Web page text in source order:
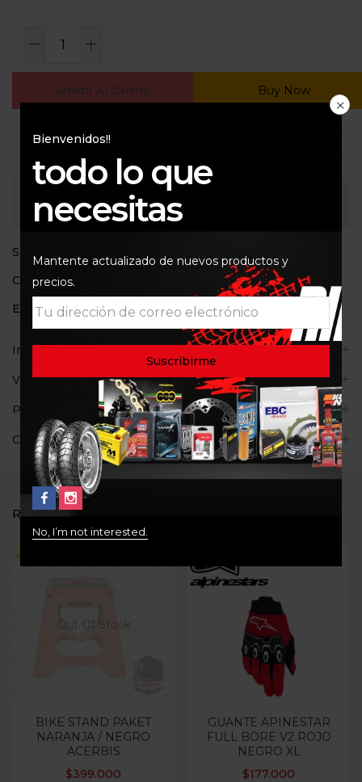
Añadir Al Carrito Buy Now
SKU:
Categoría:
Etiquetas: ACERBIS, Guantes
Información adicional
Valoraciones (0)
Políticas de la tienda
Consultas
RELATED PRODUCTS
Out Of Stock
BIKE STAND PAKET
NARANJA / NEGRO
ACERBIS
$399.000
GUANTE APINESTAR
FULL BORE V2 ROJO
NEGRO XL
$177.000
Bienvenidos!!
todo lo que
necesitas
Mantente actualizado de nuevos productos y
precios.
No, I’m not interested.